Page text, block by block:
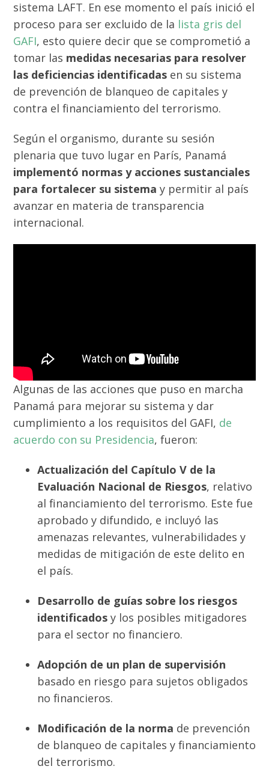
sistema LAFT. En ese momento el país inició el
proceso para ser excluido de la lista gris del
GAFI, esto quiere decir que se comprometió a
tomar las medidas necesarias para resolver
las deficiencias identificadas en su sistema
de prevención de blanqueo de capitales y
contra el financiamiento del terrorismo.
Según el organismo, durante su sesión
plenaria que tuvo lugar en París, Panamá
implementó normas y acciones sustanciales
para fortalecer su sistema y permitir al país
avanzar en materia de transparencia
internacional.
Algunas de las acciones que puso en marcha
Panamá para mejorar su sistema y dar
cumplimiento a los requisitos del GAFI, de
acuerdo con su Presidencia, fueron:
Actualización del Capítulo V de la
Evaluación Nacional de Riesgos, relativo
al financiamiento del terrorismo. Este fue
aprobado y difundido, e incluyó las
amenazas relevantes, vulnerabilidades y
medidas de mitigación de este delito en
el país.
Desarrollo de guías sobre los riesgos
identificados y los posibles mitigadores
para el sector no financiero.
Adopción de un plan de supervisión
basado en riesgo para sujetos obligados
no financieros.
Modificación de la norma de prevención
de blanqueo de capitales y financiamiento
del terrorismo.